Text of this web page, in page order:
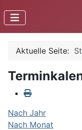
Aktuelle Seite:
Nach Jahr
Nach Monat